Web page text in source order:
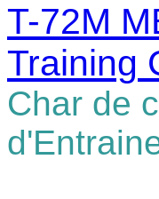
T-72M
Training
Char de